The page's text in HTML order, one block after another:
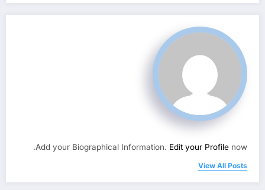
Add your Biographical Information. Edit your Profile now.
View All Posts